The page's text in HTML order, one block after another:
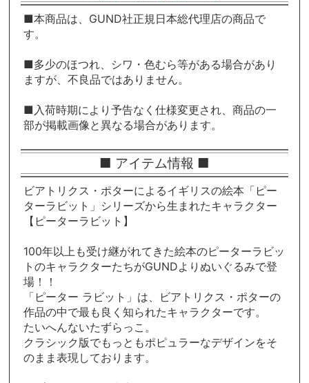
■本商品は、GUND社正規日本総代理店の商品で
す。
■多少のほつれ、シワ・色むら等がある場合があり
ますが、不良品ではありません。
■入荷時期により予告なく仕様変更され、商品の一
部が掲載画像と異なる場合があります。
■ アイテム情報 ■
ビアトリクス・ポターによるイギリスの絵本「ピー
ターラビット」シリーズから生まれたキャラクター
【ピーターラビット】
100年以上も受け継がれてきた絵本のピーターラビッ
トのキャラクターたちがGUNDよりぬいぐるみで登
場！！
「ピーター ラビット」は、ビアトリクス・ポターの
作品の中で最も良く知られたキャラクターです。
たいへんないたずらっこ。
クラシック版でもっともポピュラーなデザインをそ
のまま表現しております。